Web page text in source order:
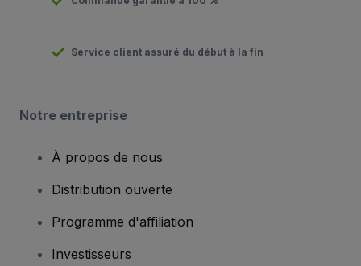
Service client assuré du début à la fin
Notre entreprise
À propos de nous
Distribution ouverte
Programme d'affiliation
Investisseurs